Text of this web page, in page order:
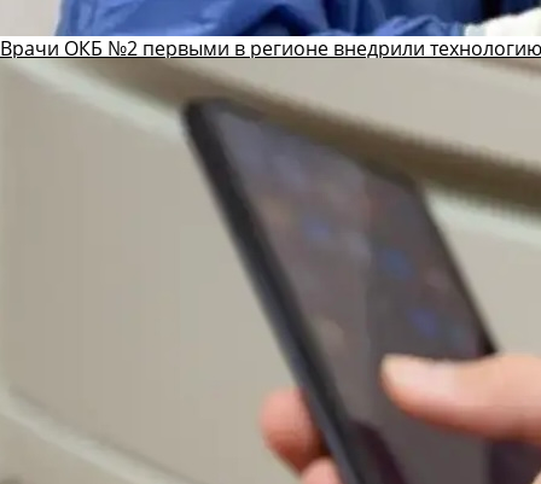
Врачи ОКБ №2 первыми в регионе внедрили